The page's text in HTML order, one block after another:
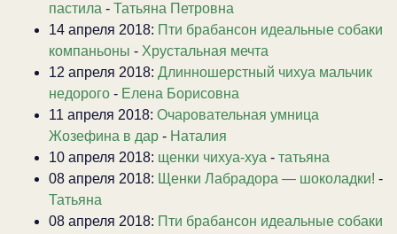
пастила - Татьяна Петровна
14 апреля 2018: Пти брабансон идеальные собаки
компаньоны - Хрустальная мечта
12 апреля 2018: Длинношерстный чихуа мальчик
недорого - Елена Борисовна
11 апреля 2018: Очаровательная умница
Жозефина в дар - Наталия
10 апреля 2018: щенки чихуа-хуа - татьяна
08 апреля 2018: Щенки Лабрадора — шоколадки! -
Татьяна
08 апреля 2018: Пти брабансон идеальные собаки